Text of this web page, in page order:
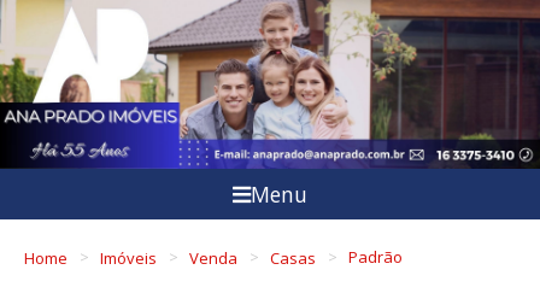
Menu
Home Imóveis Venda Casas Padrão